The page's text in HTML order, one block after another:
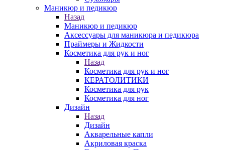
Маникюр и педикюр
Назад
Маникюр и педикюр
Аксессуары для маникюра и педикюра
Праймеры и Жидкости
Косметика для рук и ног
Назад
Косметика для рук и ног
КЕРАТОЛИТИКИ
Косметика для рук
Косметика для ног
Дизайн
Назад
Дизайн
Акварельные капли
Акриловая краска